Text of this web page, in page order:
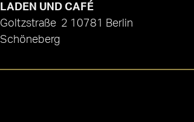
LADEN UND CAFÉ
Goltzstraße 2 10781 Berlin
Schöneberg